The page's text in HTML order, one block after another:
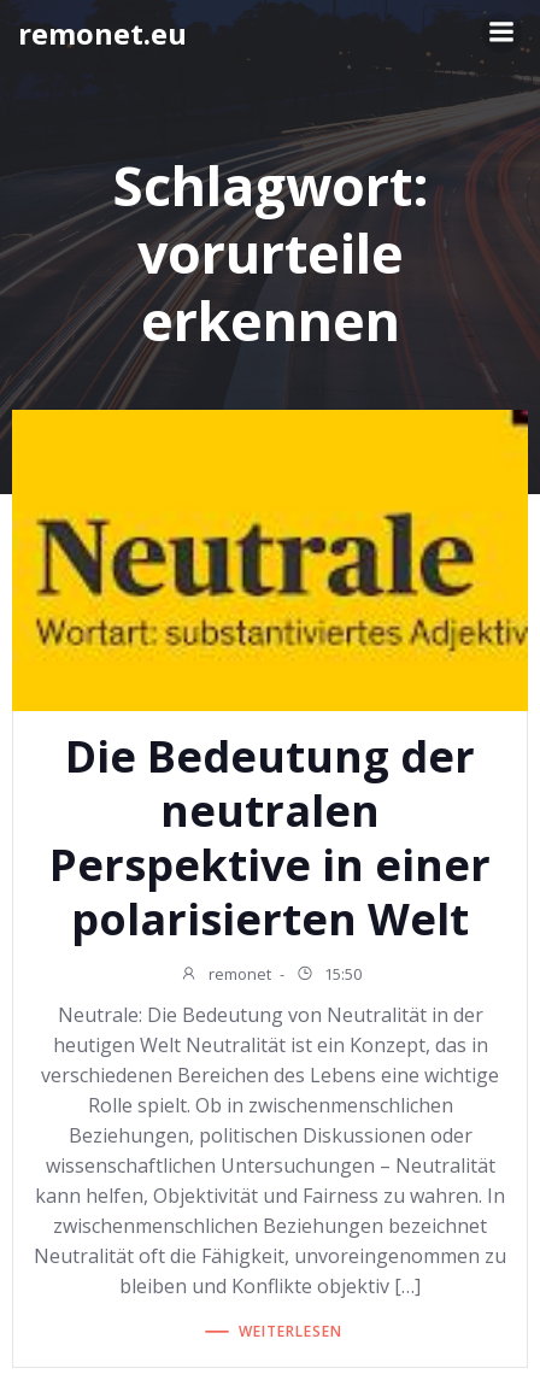
Springe
remonet.eu
Schlagwort:
vorurteile
erkennen
Die Bedeutung der
neutralen
Perspektive in einer
polarisierten Welt
remonet - 15:50
Neutrale: Die Bedeutung von Neutralität in der
heutigen Welt Neutralität ist ein Konzept, das in
verschiedenen Bereichen des Lebens eine wichtige
Rolle spielt. Ob in zwischenmenschlichen
Beziehungen, politischen Diskussionen oder
wissenschaftlichen Untersuchungen – Neutralität
kann helfen, Objektivität und Fairness zu wahren. In
zwischenmenschlichen Beziehungen bezeichnet
Neutralität oft die Fähigkeit, unvoreingenommen zu
bleiben und Konflikte objektiv […]
WEITERLESEN